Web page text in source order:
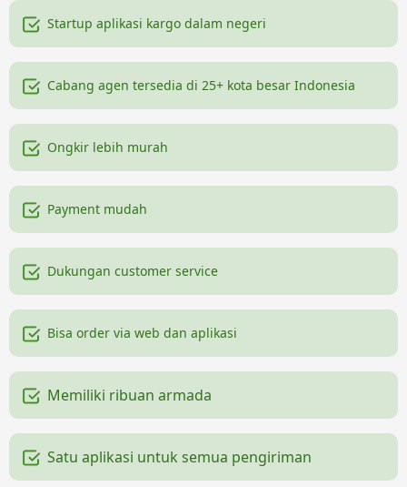
Startup aplikasi kargo dalam negeri
Cabang agen tersedia di 25+ kota besar Indonesia
Ongkir lebih murah
Payment mudah
Dukungan customer service
Bisa order via web dan aplikasi
Memiliki ribuan armada
Satu aplikasi untuk semua pengiriman